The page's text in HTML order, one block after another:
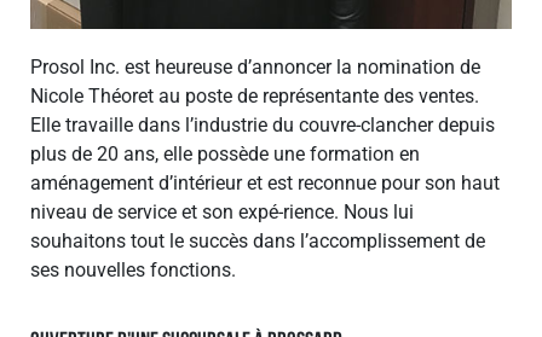
Prosol Inc. est heureuse d’annoncer la nomination de
Nicole Théoret au poste de représentante des ventes.
Elle travaille dans l’industrie du couvre-clancher depuis
plus de 20 ans, elle possède une formation en
aménagement d’intérieur et est reconnue pour son haut
niveau de service et son expé-rience. Nous lui
souhaitons tout le succès dans l’accomplissement de
ses nouvelles fonctions.